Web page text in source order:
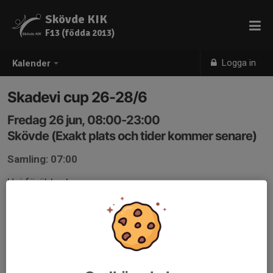
Kalender Logga in
Skövde KIK
F13 (födda 2013)
Skadevi cup 26-28/6
Fredag 26 jun, 08:00-23:00
Skövde (Exakt plats och tider kommer senare)
Samling: 07:00
Hej föräldrar!
För att vi ska kunna anmäla rätt antal lag till Skadevi cup,
så ber vi er svara på denna bindande intresseanmälan
snarast möjligt, dock senast fredag.